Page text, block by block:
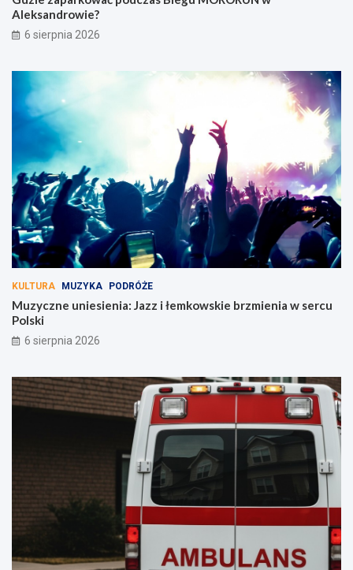
Aleksandrowie?
6 sierpnia 2026
KULTURA MUZYKA PODRÓŻE
Muzyczne uniesienia: Jazz i łemkowskie brzmienia w sercu
Polski
6 sierpnia 2026